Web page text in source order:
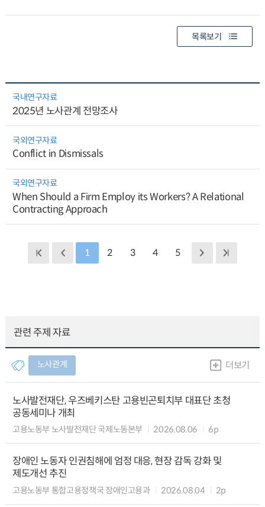
목록보기
국내연구자료
2025년 노사관계 전망조사
국외연구자료
Conflict in Dismissals
국외연구자료
When Should a Firm Employ its Workers? A Relational
Contracting Approach
1 2 3 4 5
관련 주제 자료
노사관계 더보기
노사발전재단, 우즈베키스탄 고용빈곤퇴치부 대표단 초청
공동세미나 개최
고용노동부 노사발전재단 국제노동본부 2026.08.06 6p
장애인 노동자 인권침해에 엄정 대응, 현장 감독 강화 및
제도개선 추진
고용노동부 통합고용정책국 장애인고용과 2026.08.04 2p